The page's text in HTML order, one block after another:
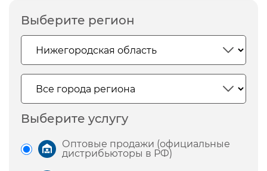
Выберите регион
Выберите услугу
Оптовые продажи (официальные
дистрибьюторы в РФ)